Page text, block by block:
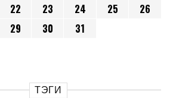
22 23 24 25
26
29 30
31
ТЭГИ